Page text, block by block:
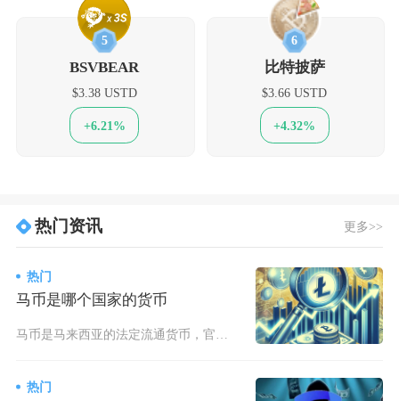
5
BSVBEAR
$3.38 USTD
+6.21%
6
比特披萨
$3.66 USTD
+4.32%
热门资讯 更多>>
热门
马币是哪个国家的货币
热门